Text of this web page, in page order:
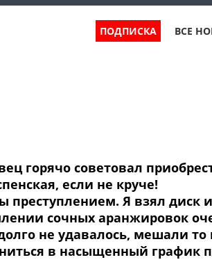
ПОДПИСКА ВСЕ
горячо советовал
если не круче!
Я взял диск
сочных аранжировок
не удавалось, мешали
в насыщенный график